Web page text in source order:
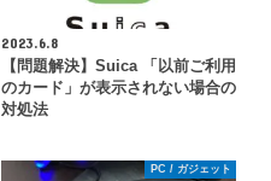
2023.6.8
【問題解決】Suica 「以前ご利用
のカード」が表示されない場合の
対処法
PC / ガジェット